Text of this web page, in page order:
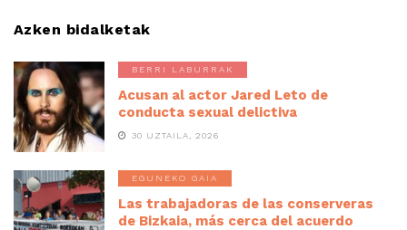
Azken bidalketak
BERRI LABURRAK
Acusan al actor Jared Leto de
conducta sexual delictiva
30 UZTAILA, 2026
EGUNEKO GAIA
Las trabajadoras de las conserveras
de Bizkaia, más cerca del acuerdo